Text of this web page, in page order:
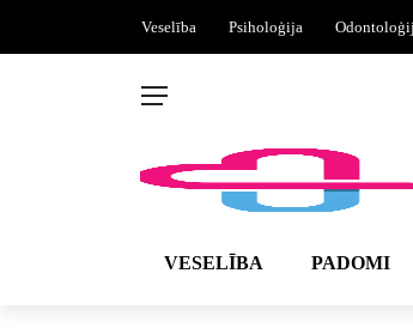
Veselība Psiholoģija
VESELĪBA PADOMI